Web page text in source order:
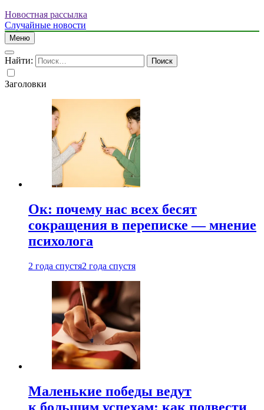
Новостная рассылка
Случайные новости
Меню
Найти:
Заголовки
Ок: почему нас всех бесят
сокращения в переписке — мнение
психолога
2 года спустя2 года спустя
Маленькие победы ведут
к большим успехам: как подвести